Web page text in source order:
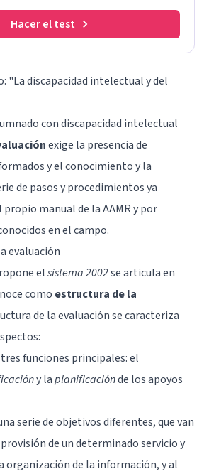
Hacer el test
"La discapacidad intelectual y del
con discapacidad intelectual
exige la presencia de
y el conocimiento y la
de pasos y procedimientos ya
manual de la AAMR y por
en el campo.
evaluación
elsistema 2002se articula en
como estructura de la
de la evaluación se caracteriza
funciones principales: el
y laplanificaciónde los apoyos
serie de objetivos diferentes, que van
de un determinado servicio y
organización de la información, y al